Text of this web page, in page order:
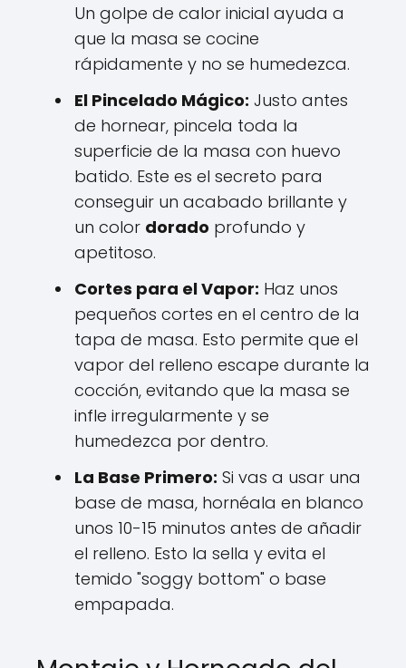
Un golpe de calor inicial ayuda a
que la masa se cocine
rápidamente y no se humedezca.
El Pincelado Mágico: Justo antes
de hornear, pincela toda la
superficie de la masa con huevo
batido. Este es el secreto para
conseguir un acabado brillante y
un color dorado profundo y
apetitoso.
Cortes para el Vapor: Haz unos
pequeños cortes en el centro de la
tapa de masa. Esto permite que el
vapor del relleno escape durante la
cocción, evitando que la masa se
infle irregularmente y se
humedezca por dentro.
La Base Primero: Si vas a usar una
base de masa, hornéala en blanco
unos 10-15 minutos antes de añadir
el relleno. Esto la sella y evita el
temido "soggy bottom" o base
empapada.